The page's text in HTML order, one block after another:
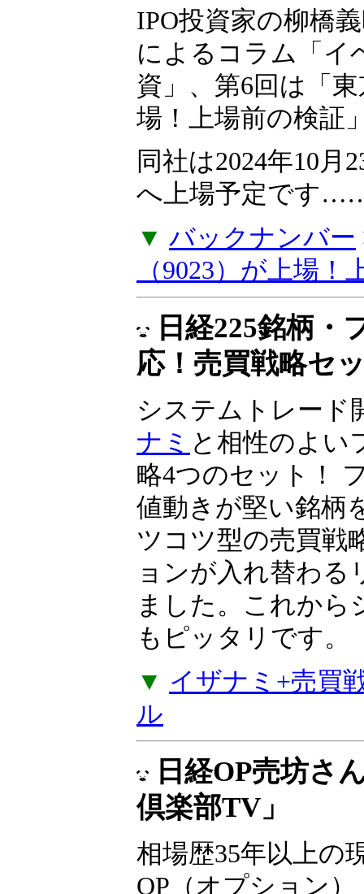
ケットの極意』
イベント投資
IPO投資家の柳橋
によるコラム「イ
資とIPO投資」、
同社は2024年10
へ上場予定です
▼ バックナンバー
（9023）が上場！
日経225銘柄・
応！売買戦略セ
システムトレード
ナミ と相性のよい
な売買戦略4つの
ルズから値動きが
戦略やコツコツ型
でポジションが入
が加わりました。
たい方にもピッタ
▼ イザナミ+売買
ル
日経OP売坊さ